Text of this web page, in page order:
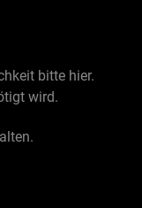
bitte hier.
wird.